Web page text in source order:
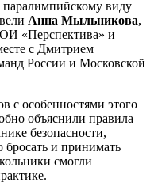
паралимпийскому виду
Анна Мыльникова,
«Перспектива» и
с Дмитрием
России и Московской
с особенностями этого
объяснили правила
безопасности,
бросать и принимать
смогли